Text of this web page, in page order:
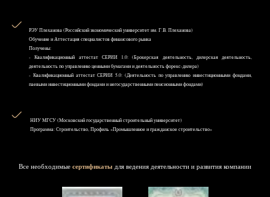
РЭУ Плеханова (Российский экономический университет им. Г.В. Плеханова)
Обучение и Аттестация специалистов финансового рынка
Получены:
- Квалификационный аттестат СЕРИИ 1.0: (Брокерская деятельность, дилерская деятельность,
деятельность по управлению ценными бумагами и деятельность форекс-дилера)
- Квалификационный аттестат СЕРИИ 5.0: (Деятельность по управлению инвестиционными фондами,
паевыми инвестиционными фондами и негосударственными пенсионными фондами)
НИУ MГСУ (Московский государственный строительный университет)
Программа: Строительство, Профиль «Промышленное и гражданское строительство»
Все необходимые сертификаты для ведения деятельности и развития компании